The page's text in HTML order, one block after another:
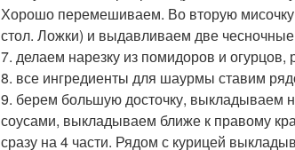
Хорошо перемешиваем. Во вторую
стол. Ложки) и выдавливаем две
7. делаем нарезку из помидоров и
8. все ингредиенты для шаурмы ставим
9. берем большую досточку, выкладываем
соусами, выкладываем ближе к правому
сразу на 4 части. Рядом с курицей